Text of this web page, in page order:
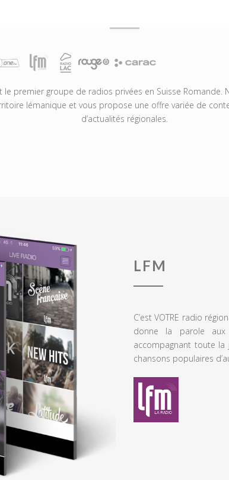
le premier groupe de radios privées en Suisse Romande.
lémanique et vous propose une offre variée de
d’actualités régionales.
LFM
C’est VOTRE radio
donne la parole
accompagnant toute la
chansons populaires